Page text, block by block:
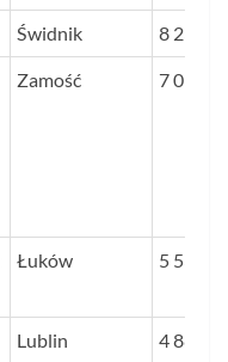
Świdnik 8 231
Zamość 7 018
Łuków 5 531
Lublin 4 881